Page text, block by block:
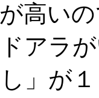
高い
アラ
」が